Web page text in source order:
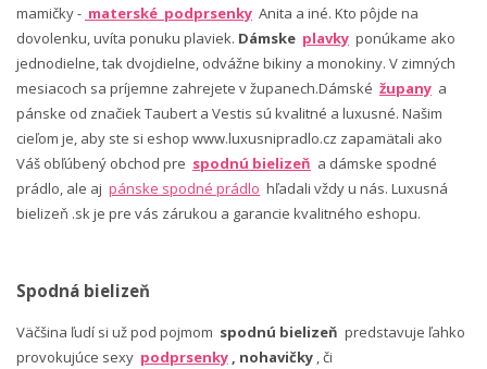
mamičky - materské podprsenky Anita a iné. Kto pôjde na
dovolenku, uvíta ponuku plaviek. Dámske plavky ponúkame ako
jednodielne, tak dvojdielne, odvážne bikiny a monokiny. V zimných
mesiacoch sa príjemne zahrejete v županech.Dámské župany a
pánske od značiek Taubert a Vestis sú kvalitné a luxusné. Našim
cieľom je, aby ste si eshop www.luxusnipradlo.cz zapamätali ako
Váš obľúbený obchod pre spodnú bielizeň a dámske spodné
prádlo, ale aj pánske spodné prádlo hľadali vždy u nás. Luxusná
bielizeň .sk je pre vás zárukou a garancie kvalitného eshopu.
Spodná bielizeň
Väčšina ľudí si už pod pojmom spodnú bielizeň predstavuje ľahko
provokujúce sexy podprsenky , nohavičky , či